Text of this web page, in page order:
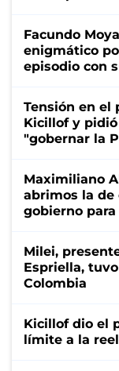
Facundo
enigmático
episodio con
Tensión en el
Kicillof y
"gobernar la
Maximiliano
abrimos la
gobierno para
Milei,
Espriella,
Colombia
Kicillof dio el
límite a la